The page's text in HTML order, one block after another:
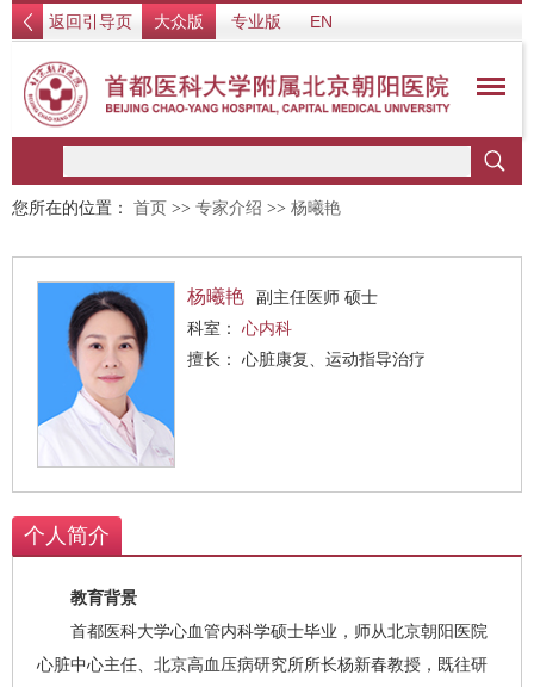
返回引导页 大众版 专业版 EN
您所在的位置： 首页 >> 专家介绍 >> 杨曦艳
杨曦艳
副主任医师 硕士
科室： 心内科
擅长： 心脏康复、运动指导治疗
个人简介
教育背景
首都医科大学心血管内科学硕士毕业，师从北京朝阳医院
心脏中心主任、北京高血压病研究所所长杨新春教授，既往研